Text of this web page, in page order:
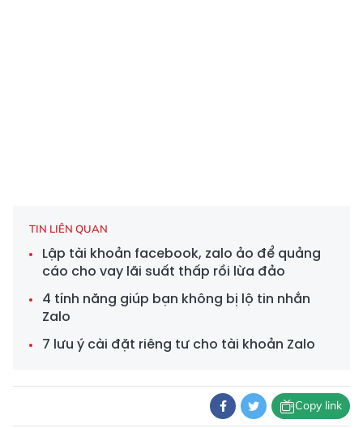
TIN LIÊN QUAN
Lập tài khoản facebook, zalo ảo để quảng
cáo cho vay lãi suất thấp rồi lừa đảo
4 tính năng giúp bạn không bị lộ tin nhắn
Zalo
7 lưu ý cài đặt riêng tư cho tài khoản Zalo
Copy link